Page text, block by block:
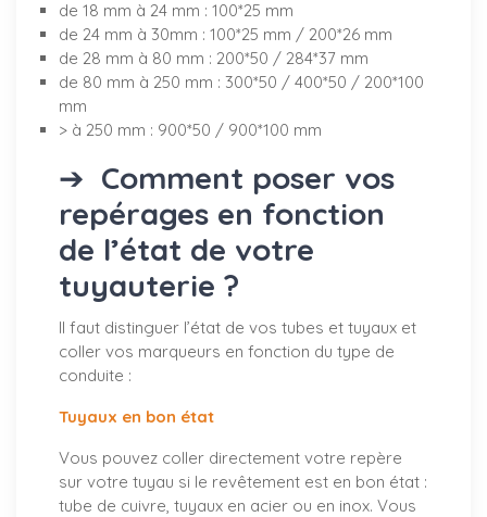
de 18 mm à 24 mm : 100*25 mm
de 24 mm à 30mm : 100*25 mm / 200*26 mm
de 28 mm à 80 mm : 200*50 / 284*37 mm
de 80 mm à 250 mm : 300*50 / 400*50 / 200*100
mm
> à 250 mm : 900*50 / 900*100 mm
➔ Comment poser vos
repérages en fonction
de l’état de votre
tuyauterie ?
Il faut distinguer l’état de vos tubes et tuyaux et
coller vos marqueurs en fonction du type de
conduite :
Tuyaux en bon état
Vous pouvez coller directement votre repère
sur votre tuyau si le revêtement est en bon état :
tube de cuivre, tuyaux en acier ou en inox. Vous